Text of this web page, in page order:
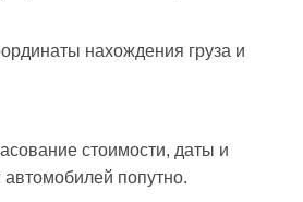
нахождения груза и
стоимости, даты и
попутно.